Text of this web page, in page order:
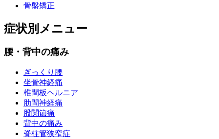
骨盤矯正
症状別メニュー
腰・背中の痛み
ぎっくり腰
坐骨神経痛
椎間板ヘルニア
肋間神経痛
股関節痛
背中の痛み
脊柱管狭窄症